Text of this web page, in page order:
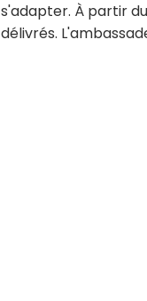
s'adapter. À partir
délivrés.